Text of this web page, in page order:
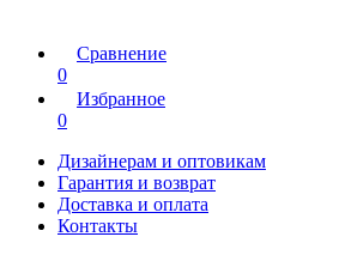
Сравнение
0
Избранное
0
Дизайнерам и оптовикам
Гарантия и возврат
Доставка и оплата
Контакты